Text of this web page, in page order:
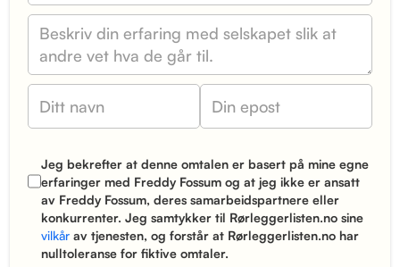
Jeg bekrefter at denne omtalen er basert på mine egne
erfaringer med Freddy Fossum og at jeg ikke er ansatt
av Freddy Fossum, deres samarbeidspartnere eller
konkurrenter. Jeg samtykker til Rørleggerlisten.no sine
vilkårav tjenesten, og forstår at Rørleggerlisten.no har
nulltoleranse for fiktive omtaler.